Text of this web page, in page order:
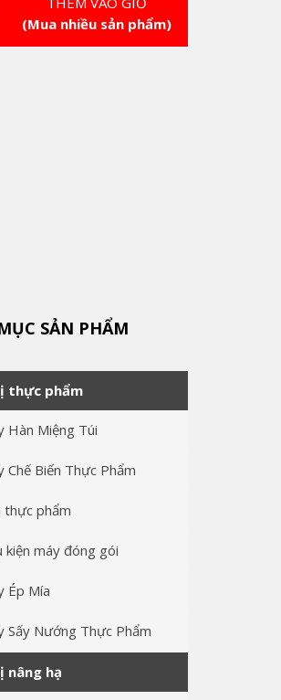
(Mua nhiều sản phẩm)
SẢN PHẨM
thực phẩm
Hàn Miệng Túi
Chế Biến Thực Phẩm
thực phẩm
kiện máy đóng gói
Ép Mía
Sấy Nướng Thực Phẩm
nâng hạ